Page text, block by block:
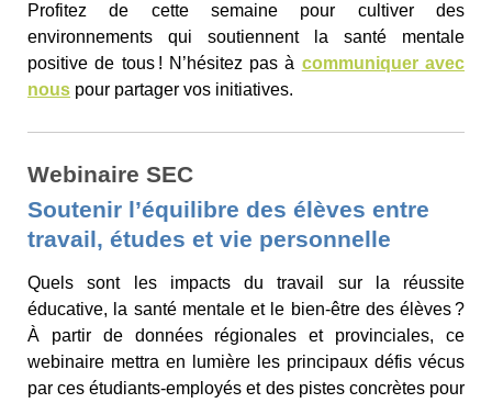
Profitez de cette semaine pour cultiver des
environnements qui soutiennent la santé mentale
positive de tous ! N’hésitez pas à communiquer avec
nous pour partager vos initiatives.
Webinaire SEC
Soutenir l’équilibre des élèves entre
travail, études et vie personnelle
Quels sont les impacts du travail sur la réussite
éducative, la santé mentale et le bien-être des élèves ?
À partir de données régionales et provinciales, ce
webinaire mettra en lumière les principaux défis vécus
par ces étudiants-employés et des pistes concrètes pour